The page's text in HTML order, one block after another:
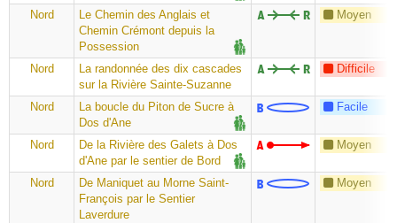
Nord
Le Chemin des Anglais et
Chemin Crémont depuis la
Possession
Moyen
Nord
La randonnée des dix cascades
sur la Rivière Sainte-Suzanne
Difficile
Nord
La boucle du Piton de Sucre à
Dos d'Ane
Facile
Nord
De la Rivière des Galets à Dos
d'Ane par le sentier de Bord
Moyen
Nord
De Maniquet au Morne Saint-
François par le Sentier
Laverdure
Moyen